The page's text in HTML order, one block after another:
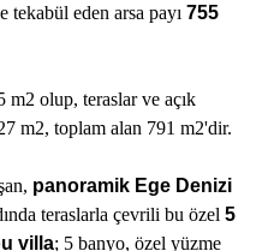
tekabül eden arsa payı 755
m2 olup, teraslar ve açık
m2, toplam alan 791 m2'dir.
panoramik Ege Denizi
teraslarla çevrili bu özel 5
villa; 5 banyo, özel yüzme